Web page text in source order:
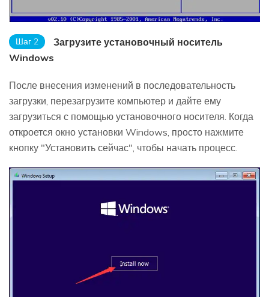
Шаг 2
Загрузите установочный носитель
Windows
После внесения изменений в последовательность
загрузки, перезагрузите компьютер и дайте ему
загрузиться с помощью установочного носителя. Когда
откроется окно установки Windows, просто нажмите
кнопку "Установить сейчас", чтобы начать процесс.